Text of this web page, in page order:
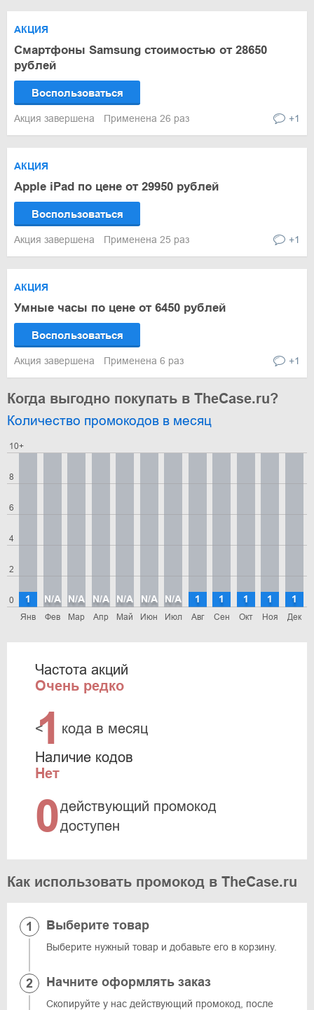
АКЦИЯ
Смартфоны Samsung стоимостью от 28650
рублей
Воспользоваться
Акция завершена Применена 26 раз +1
АКЦИЯ
Apple iPad по цене от 29950 рублей
Воспользоваться
Акция завершена Применена 25 раз +1
АКЦИЯ
Умные часы по цене от 6450 рублей
Воспользоваться
Акция завершена Применена 6 раз +1
Когда выгодно покупать в TheCase.ru?
Количество промокодов в месяц
0
2
4
6
8
10+
Янв
1
Фев
N/A
Мар
N/A
Апр
N/A
Май
N/A
Июн
N/A
Июл
N/A
Авг
1
Сен
1
Окт
1
Ноя
1
Дек
1
Частота акций
Очень редко
<
1 кода в месяц
Наличие кодов
Нет
0действующий промокод
доступен
Как использовать промокод в TheCase.ru
Выберите товар
Выберите нужный товар и добавьте его в корзину.
Начните оформлять заказ
Скопируйте у нас действующий промокод, после